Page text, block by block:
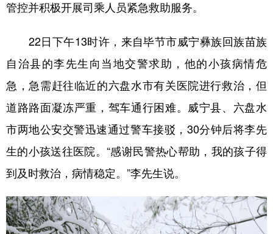
管控并积极开展司乘人员紧急救助服务。
22日下午13时许，来自毕节市威宁彝族回族苗族
自治县的李先生向当地交警求助，他的小孩病情危
急，急需赶往临近的六盘水市有关医院进行救治，但
道路路面凝冻严重，驾车通行困难。威宁县、六盘水
市两地公安交警迅速通过警车接驳，30分钟后将李先
生的小孩送往医院。“感谢民警热心帮助，我的孩子得
到及时救治，病情稳定。”李先生说。